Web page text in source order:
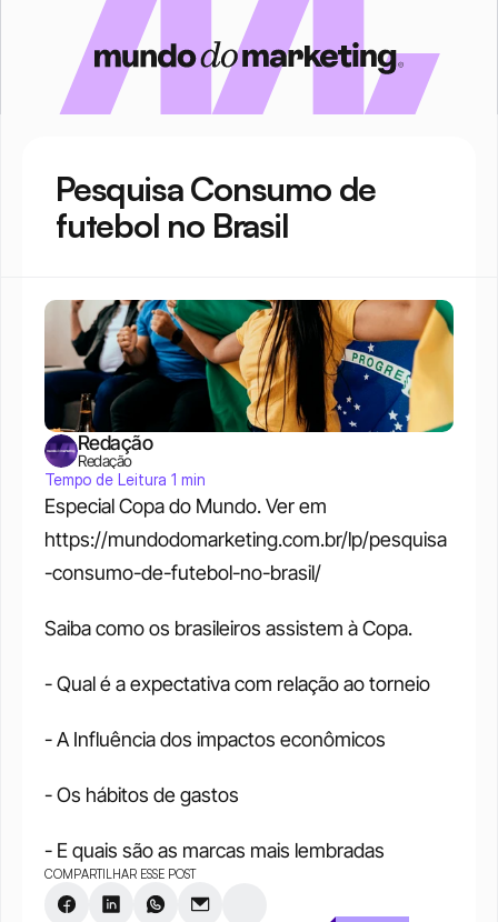
Pesquisa Consumo de
futebol no Brasil
Especial Copa do Mundo. Ver em
https://mundodomarketing.com.br/lp/pesquisa
-consumo-de-futebol-no-brasil/
Saiba como os brasileiros assistem à Copa.
- Qual é a expectativa com relação ao torneio
- A Influência dos impactos econômicos
- Os hábitos de gastos
- E quais são as marcas mais lembradas
COMPARTILHAR ESSE POST
Redação
Redação
Tempo de Leitura 1 min